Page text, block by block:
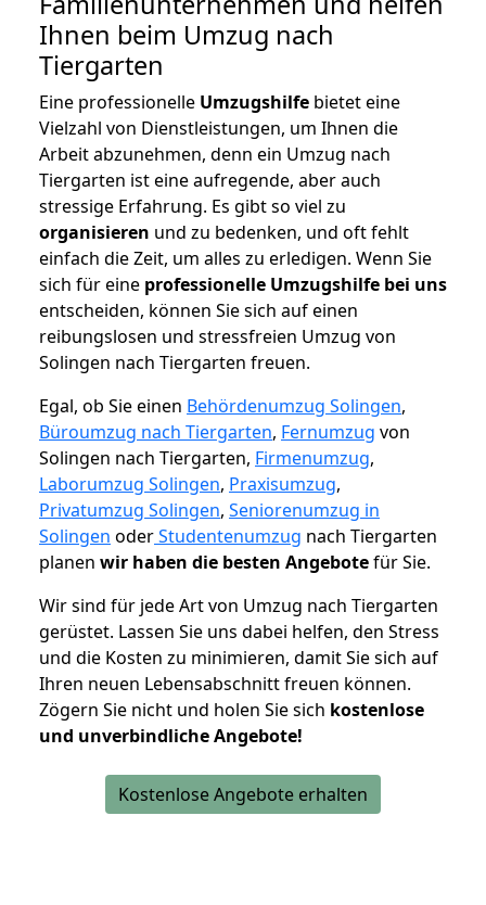
Ihnen beim Umzug nach
Tiergarten
Eine professionelle Umzugshilfe bietet eine
Vielzahl von Dienstleistungen, um Ihnen die
Arbeit abzunehmen, denn ein Umzug nach
Tiergarten ist eine aufregende, aber auch
stressige Erfahrung. Es gibt so viel zu
organisieren und zu bedenken, und oft fehlt
einfach die Zeit, um alles zu erledigen. Wenn Sie
sich für eine professionelle Umzugshilfe bei uns
entscheiden, können Sie sich auf einen
reibungslosen und stressfreien Umzug von
Solingen nach Tiergarten freuen.
Egal, ob Sie einen Behördenumzug Solingen,
Büroumzug nach Tiergarten, Fernumzug von
Solingen nach Tiergarten, Firmenumzug,
Laborumzug Solingen, Praxisumzug,
Privatumzug Solingen, Seniorenumzug in
Solingen oderStudentenumzug nach Tiergarten
planen wir haben die besten Angebotefür Sie.
Wir sind für jede Art von Umzug nach Tiergarten
gerüstet. Lassen Sie uns dabei helfen, den Stress
und die Kosten zu minimieren, damit Sie sich auf
Ihren neuen Lebensabschnitt freuen können.
Zögern Sie nicht und holen Sie sich kostenlose
und unverbindliche Angebote!
Kostenlose Angebote erhalten